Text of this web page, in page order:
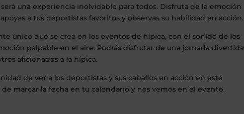
una experiencia inolvidable para todos. Disfruta de la emoción
a tus deportistas favoritos y observas su habilidad en acción.
único que se crea en los eventos de hípica, con el sonido de los
palpable en el aire. Podrás disfrutar de una jornada divertida
aficionados a la hípica.
de ver a los deportistas y sus caballos en acción en este
marcar la fecha en tu calendario y nos vemos en el evento.